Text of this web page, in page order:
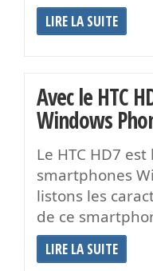
LIRE LA SUITE
Avec le HTC
Windows
Le HTC HD7
smartphones
listons les
de ce
LIRE LA SUITE